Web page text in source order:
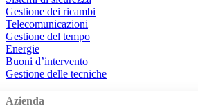
Gestione dei ricambi
Telecomunicazioni
Gestione del tempo
Energie
Buoni d’intervento
Gestione delle tecniche
Azienda